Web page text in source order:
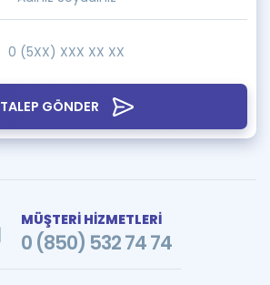
TALEP GÖNDER
MÜŞTERİ HİZMETLERİ
0 (850) 532 74 74